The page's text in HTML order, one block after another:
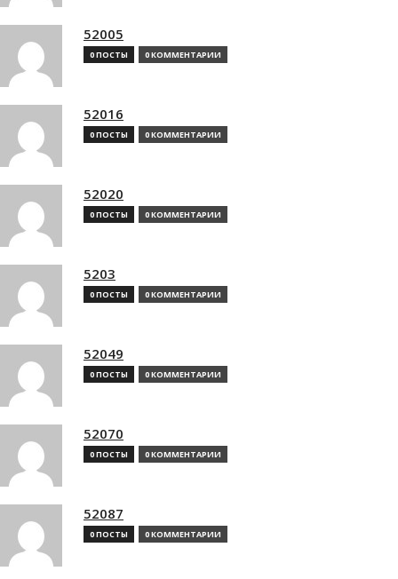
52005
0 ПОСТЫ 0 КОММЕНТАРИИ
52016
0 ПОСТЫ 0 КОММЕНТАРИИ
52020
0 ПОСТЫ 0 КОММЕНТАРИИ
5203
0 ПОСТЫ 0 КОММЕНТАРИИ
52049
0 ПОСТЫ 0 КОММЕНТАРИИ
52070
0 ПОСТЫ 0 КОММЕНТАРИИ
52087
0 ПОСТЫ 0 КОММЕНТАРИИ